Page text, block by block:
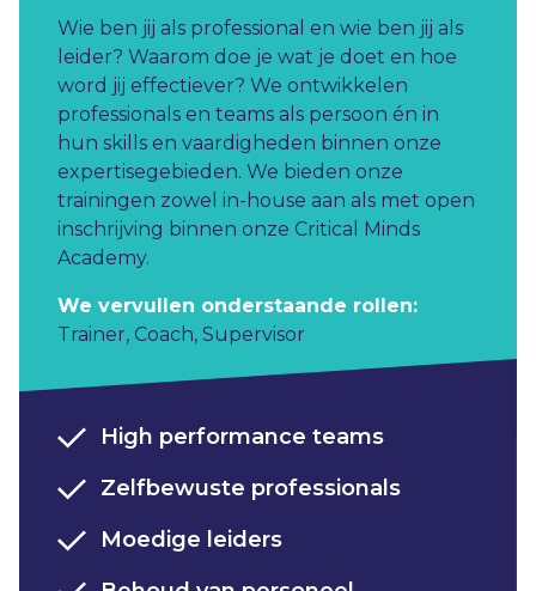
Wie ben jij als professional en wie ben jij als
leider? Waarom doe je wat je doet en hoe
word jij effectiever? ​ We ontwikkelen
professionals en teams als persoon én in
hun skills en vaardigheden binnen onze
expertisegebieden. We bieden onze
trainingen zowel in-house aan als met open
inschrijving binnen onze Critical Minds
Academy.
We vervullen onderstaande rollen:
Trainer, Coach, Supervisor
High performance teams
Zelfbewuste professionals​
Moedige leiders​